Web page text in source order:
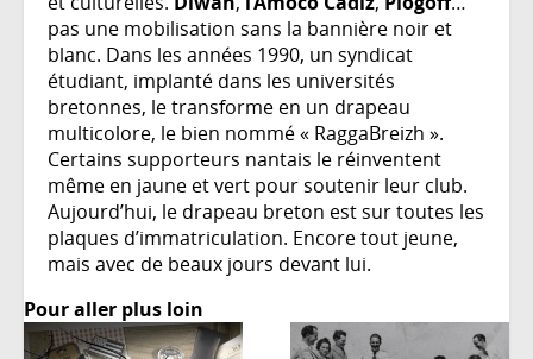
pas une mobilisation sans la bannière noir et
blanc. Dans les années 1990, un syndicat
étudiant, implanté dans les universités
bretonnes, le transforme en un drapeau
multicolore, le bien nommé « RaggaBreizh ».
Certains supporteurs nantais le réinventent
même en jaune et vert pour soutenir leur club.
Aujourd’hui, le drapeau breton est sur toutes les
plaques d’immatriculation. Encore tout jeune,
mais avec de beaux jours devant lui.
Pour aller plus loin